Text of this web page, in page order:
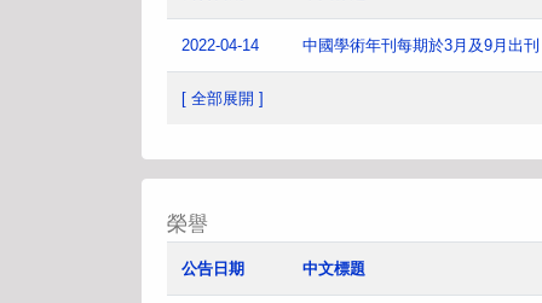
2022-04-14 中國學術年刊每期於3月及9月出
[ 全部展開 ]
榮譽
公告日期 中文標題